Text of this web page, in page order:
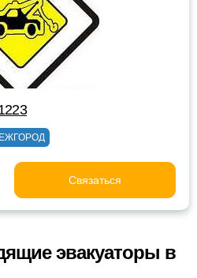
Связаться
эвакуаторы в